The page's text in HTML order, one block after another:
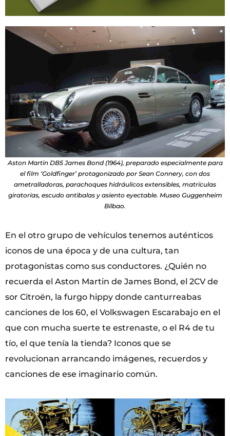
Aston Martin DB5 James Bond (1964), preparado especialmente para
el film ‘Goldfinger’ protagonizado por Sean Connery, con dos
ametralladoras, parachoques hidráulicos extensibles, matrículas
giratorias, escudo antibalas y asiento eyectable. Museo Guggenheim
Bilbao.
En el otro grupo de vehículos tenemos auténticos
iconos de una época y de una cultura, tan
protagonistas como sus conductores. ¿Quién no
recuerda el Aston Martin de James Bond, el 2CV de
sor Citroën, la furgo hippy donde canturreabas
canciones de los 60, el Volkswagen Escarabajo en el
que con mucha suerte te estrenaste, o el R4 de tu
tío, el que tenía la tienda? Iconos que se
revolucionan arrancando imágenes, recuerdos y
canciones de ese imaginario común.